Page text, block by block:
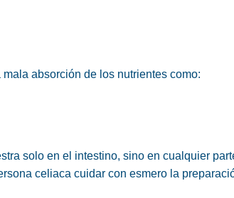
absorción de los nutrientes como:
solo en el intestino, sino en cualquier
celiaca cuidar con esmero la